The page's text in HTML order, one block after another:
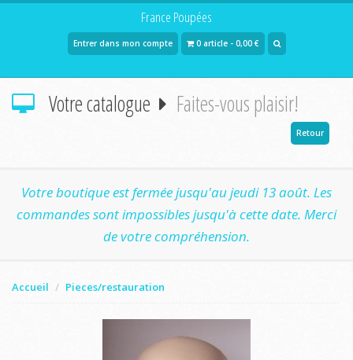
France Poupées
Entrer dans mon compte 0 article - 0,00 €
Votre catalogue Faites-vous plaisir!
Retour
Votre boutique est fermée jusqu'au jeudi 13 août. Les
commandes sont impossibles jusqu'à cette date. Merci
de votre compréhension.
Accueil Pieces/restauration